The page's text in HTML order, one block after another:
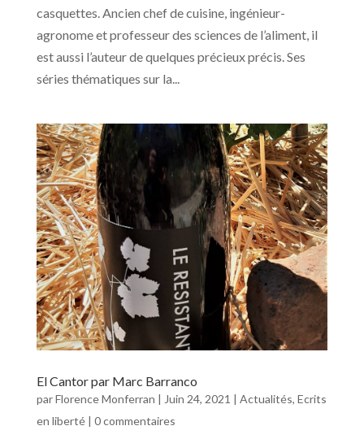
casquettes. Ancien chef de cuisine, ingénieur-
agronome et professeur des sciences de l’aliment, il
est aussi l’auteur de quelques précieux précis. Ses
séries thématiques sur la...
El Cantor par Marc Barranco
parFlorence Monferran | Juin 24, 2021 | Actualités, Ecrits
en liberté| 0 commentaires